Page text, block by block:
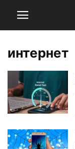
интернет